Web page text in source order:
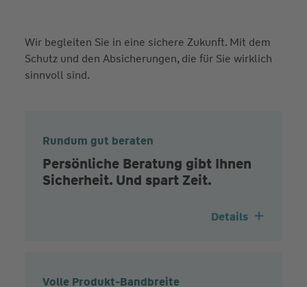
Wir begleiten Sie in eine sichere Zukunft. Mit dem
Schutz und den Absicherungen, die für Sie wirklich
sinnvoll sind.
Rundum gut beraten
Persönliche Beratung gibt Ihnen
Sicherheit. Und spart Zeit.
Details
Volle Produkt-Bandbreite